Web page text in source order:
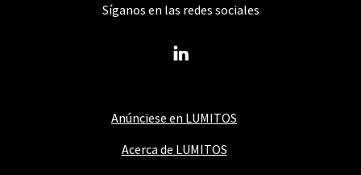
Anúnciese en LUMITOS
Acerca de LUMITOS
Síganos en las redes sociales